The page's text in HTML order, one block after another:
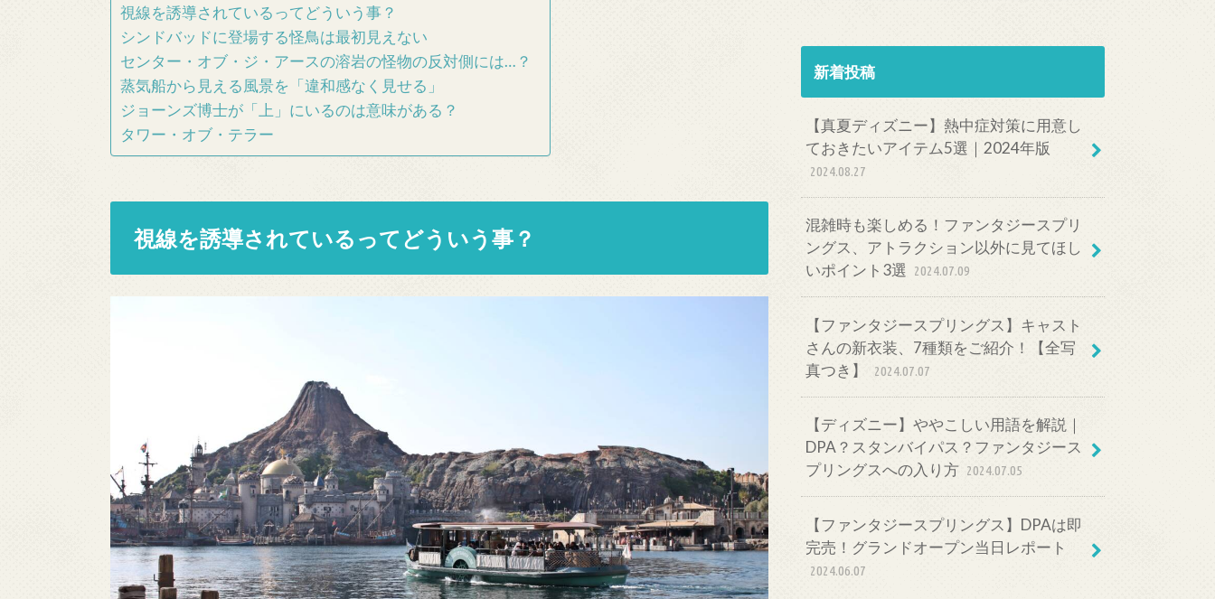
視線を誘導されているってどういう事？
シンドバッドに登場する怪鳥は最初見えない
センター・オブ・ジ・アースの溶岩の怪物の反対側には…？
蒸気船から見える風景を「違和感なく見せる」
ジョーンズ博士が「上」にいるのは意味がある？
タワー・オブ・テラー
視線を誘導されているってどういう事？
新着投稿
【真夏ディズニー】熱中症対策に用意し
ておきたいアイテム5選｜2024年版
2024.08.27
混雑時も楽しめる！ファンタジースプリ
ングス、アトラクション以外に見てほし
いポイント3選
2024.07.09
【ファンタジースプリングス】キャスト
さんの新衣装、7種類をご紹介！【全写
真つき】
2024.07.07
【ディズニー】ややこしい用語を解説｜
DPA？スタンバイパス？ファンタジース
プリングスへの入り方 2024.07.05
【ファンタジースプリングス】DPAは即
完売！グランドオープン当日レポート
2024.06.07